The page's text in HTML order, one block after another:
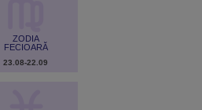
ZODIA
FECIOARĂ
23.08-22.09